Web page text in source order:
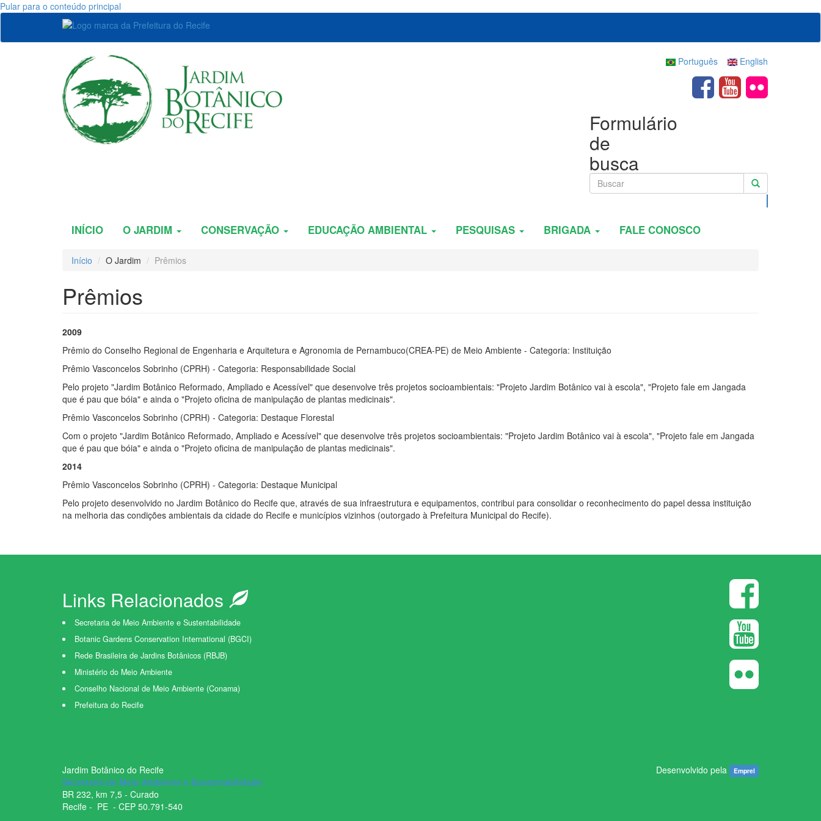
Pular para o conteúdo principal
English
Português
Formulário
de
busca
INÍCIO O JARDIM CONSERVAÇÃO EDUCAÇÃO AMBIENTAL PESQUISAS BRIGADA FALE CONOSCO
Início O Jardim Prêmios
Prêmios
2009
Prêmio do Conselho Regional de Engenharia e Arquitetura e Agronomia de Pernambuco(CREA-PE) de Meio Ambiente - Categoria: Instituição
Prêmio Vasconcelos Sobrinho (CPRH) - Categoria: Responsabilidade Social
Pelo projeto "Jardim Botânico Reformado, Ampliado e Acessível" que desenvolve três projetos socioambientais: "Projeto Jardim Botânico vai à escola", "Projeto fale em Jangada
que é pau que bóia" e ainda o "Projeto oficina de manipulação de plantas medicinais".
Prêmio Vasconcelos Sobrinho (CPRH) - Categoria: Destaque Florestal
Com o projeto "Jardim Botânico Reformado, Ampliado e Acessível" que desenvolve três projetos socioambientais: "Projeto Jardim Botânico vai à escola", "Projeto fale em Jangada
que é pau que bóia" e ainda o "Projeto oficina de manipulação de plantas medicinais".
2014
Prêmio Vasconcelos Sobrinho (CPRH) - Categoria: Destaque Municipal
Pelo projeto desenvolvido no Jardim Botânico do Recife que, através de sua infraestrutura e equipamentos, contribui para consolidar o reconhecimento do papel dessa instituição
na melhoria das condições ambientais da cidade do Recife e municípios vizinhos (outorgado à Prefeitura Municipal do Recife).
Links Relacionados
Secretaria de Meio Ambiente e Sustentabilidade
Botanic Gardens Conservation International (BGCI)
Rede Brasileira de Jardins Botânicos (RBJB)
Ministério do Meio Ambiente
Conselho Nacional de Meio Ambiente (Conama)
Prefeitura do Recife
Jardim Botânico do Recife
Secretaria de Meio Ambiente e Sustentabilidade
BR ­232, km 7,5 - Curado
Recife - ­ PE - CEP 50.791­-540
Desenvolvido pela Emprel